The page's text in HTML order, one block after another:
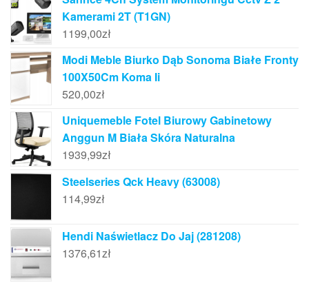
Kamerami 2T (T1GN)
1199,00zł
Modi Meble Biurko Dąb Sonoma Białe Fronty
100X50Cm Koma Ii
520,00zł
Uniquemeble Fotel Biurowy Gabinetowy
Anggun M Biała Skóra Naturalna
1939,99zł
Steelseries Qck Heavy (63008)
114,99zł
Hendi Naświetlacz Do Jaj (281208)
1376,61zł